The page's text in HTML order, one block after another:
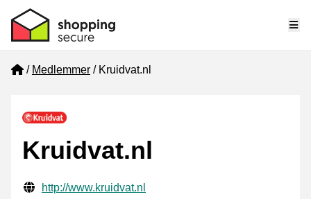
Home
Medlemmer Kruidvat.nl
Kruidvat.nl
Verifisert kontaktinformasjon
Website URL
http://www.kruidvat.nl